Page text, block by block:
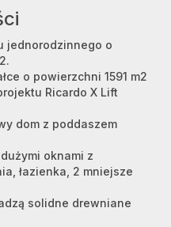
jednorodzinnego o
o powierzchni 1591 m2
Ricardo X Lift
dom z poddaszem
oknami z
łazienka, 2 mniejsze
solidne drewniane